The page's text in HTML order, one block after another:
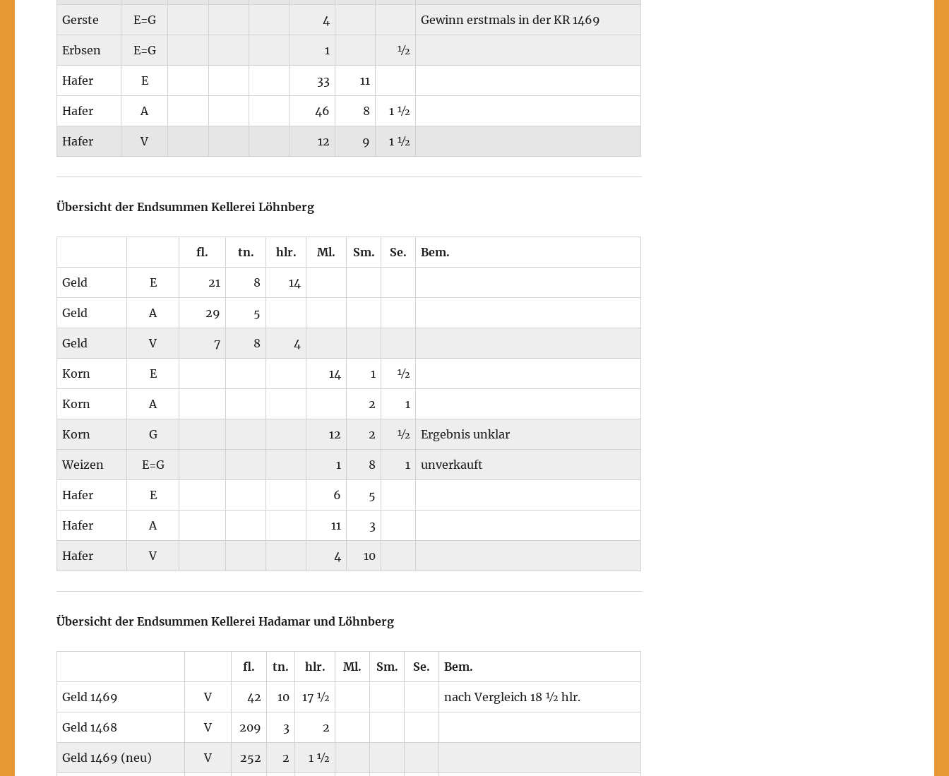
Gerste E=G 4 Gewinn erstmals in der KR 1469
Erbsen E=G 1 ½
Hafer E 33 11
Hafer A 46 8 1 ½
Hafer V 12 9 1 ½
Übersicht der Endsummen Kellerei Löhnberg
fl. tn. hlr. Ml. Sm. Se. Bem.
Geld E 21 8 14
Geld A 29 5
Geld V 7 8 4
Korn E 14 1 ½
Korn A 2 1
Korn G 12 2 ½ Ergebnis unklar
Weizen E=G 1 8 1 unverkauft
Hafer E 6 5
Hafer A 11 3
Hafer V 4 10
Übersicht der Endsummen Kellerei Hadamar und Löhnberg
fl. tn. hlr. Ml. Sm. Se. Bem.
Geld 1469 V 42 10 17 ½ nach Vergleich 18 ½ hlr.
Geld 1468 V 209 3 2
Geld 1469 (neu) V 252 2 1 ½